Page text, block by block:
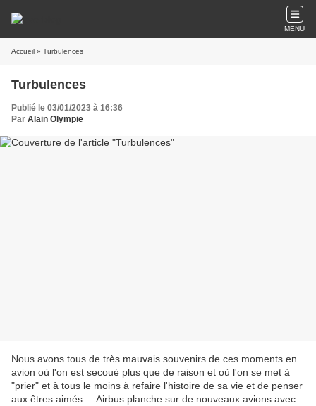
MENU
Accueil » Turbulences
Turbulences
Publié le 03/01/2023 à 16:36
Par Alain Olympie
Nous avons tous de très mauvais souvenirs de ces moments en
avion où l'on est secoué plus que de raison et où l'on se met à
"prier" et à tous le moins à refaire l'histoire de sa vie et de penser
aux êtres aimés ... Airbus planche sur de nouveaux avions avec